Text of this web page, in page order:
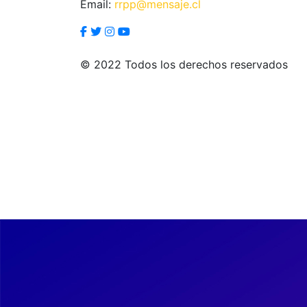
Email: rrpp@mensaje.cl
© 2022 Todos los derechos reservados